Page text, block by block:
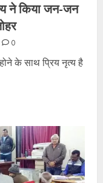
ने किया जन-जन
0
के साथ प्रिय नृत्य है